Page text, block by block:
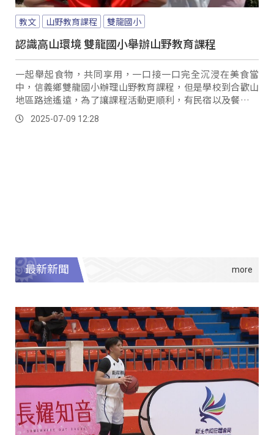
教文 山野教育課程 雙龍國小
認識高山環境 雙龍國小舉辦山野教育課程
一起舉起食物，共同享用，一口接一口完全沉浸在美食當
中，信義鄉雙龍國小辦理山野教育課程，但是學校到合歡山
地區路途遙遠，為了讓課程活動更順利，有民宿以及餐飲業
者在中繼點埔里提供免費住宿，還有準備晚餐，讓學生感到
暖心。2025-07-09 12:28
最新新聞